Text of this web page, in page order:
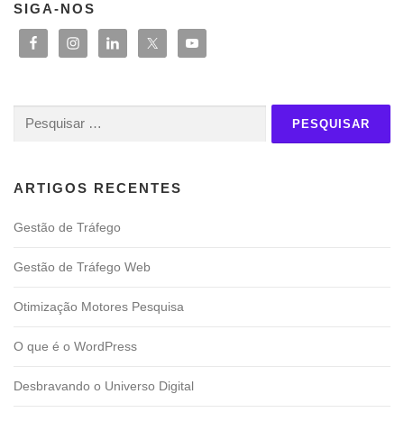
SIGA-NOS
Pesquisar
ARTIGOS RECENTES
Gestão de Tráfego
Gestão de Tráfego Web
Otimização Motores Pesquisa
O que é o WordPress
Desbravando o Universo Digital